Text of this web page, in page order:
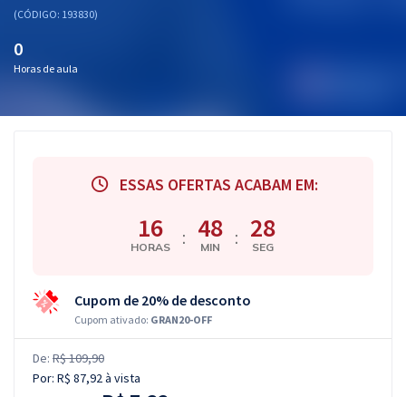
(CÓDIGO: 193830)
0
Horas de aula
ESSAS OFERTAS ACABAM EM:
16
HORAS : 48
MIN : 27
SEG
Cupom de 20% de desconto
Cupom ativado: GRAN20-OFF
De: R$ 109,90
Por: R$ 87,92à vista